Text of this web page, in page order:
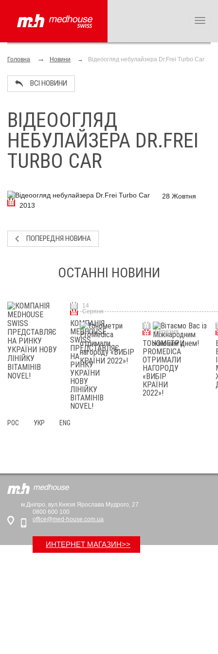
Головна Новини Відеоогляд небулайзера Dr.Frei Turbo Car
ВСІ НОВИНИ
ВІДЕООГЛЯД
НЕБУЛАЙЗЕРА DR.FREI
TURBO CAR
28 Жовтня
2013
ПОПЕРЕДНЯ НОВИНА
ОСТАННІ НОВИНИ
14
Серпня
КОМПАНІЯ
MEDHOUSE
SWISS
ПРЕДСТАВЛЯЄ
НА
РИНКУ
УКРАЇНИ
НОВУ
ЛIНIЙКУ
ВIТАMIНIВ
NOVEL!
14
Березня
ТОНОМЕТРИ
PROMEDICA
ОТРИМАЛИ
НАГОРОДУ
«ВИБІР
КРАЇНИ
2022»!
РОС УКР ENG
м.Дніпро, вул.Князя Ярослава Мудрого, 27
0800 600 100
office@med-house.com.ua
ИНТЕРНЕТ МАГАЗИН>>